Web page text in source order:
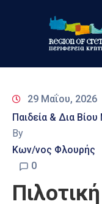
Περιφέρεια
&
Δράσεις
Ψηφιακές
Υπηρεσίες
29 Μαΐου, 2026
Παιδεία & Δια
By
Κων/νος Φλουρής
0